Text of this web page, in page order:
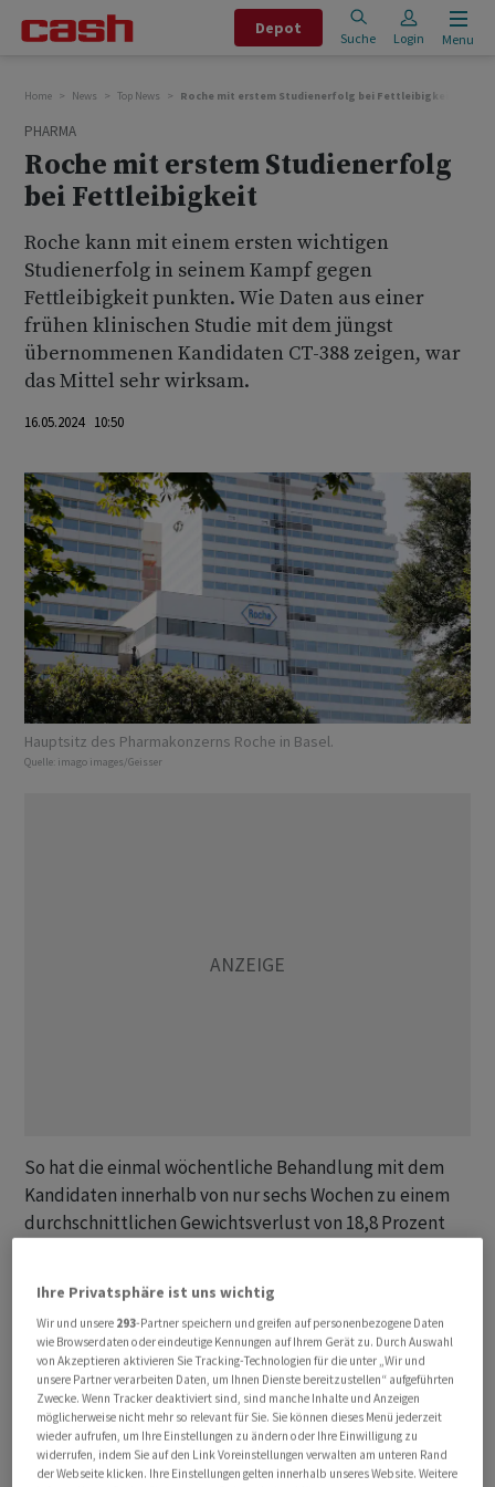
Depot
Suche Login Menu
Home News Top News Roche mit erstem Studienerfolg bei Fettleibigkeit
PHARMA
Roche mit erstem Studienerfolg
bei Fettleibigkeit
Roche kann mit einem ersten wichtigen
Studienerfolg in seinem Kampf gegen
Fettleibigkeit punkten. Wie Daten aus einer
frühen klinischen Studie mit dem jüngst
übernommenen Kandidaten CT-388 zeigen, war
das Mittel sehr wirksam.
16.05.2024 10:50
Hauptsitz des Pharmakonzerns Roche in Basel.
Quelle: imago images/Geisser
So hat die einmal wöchentliche Behandlung mit dem
Kandidaten innerhalb von nur sechs Wochen zu einem
durchschnittlichen Gewichtsverlust von 18,8 Prozent
Abnehmspritzen viel, wie es von Analysten heisst.
Auch auf den Blutzuckerspiegel hatte der Kandidat
eine normalisierende Wirkung. Allerdings handelt es sich
hierbei noch um sehr frühe klinische Daten, da sie aus
einer Phase-I-Studie stammen, in der zunächst auch die
Verträglichkeit getestet wird.
Ihre Privatsphäre ist uns wichtig
Wir und unsere 293-Partner speichern und greifen auf personenbezogene Daten
wie Browserdaten oder eindeutige Kennungen auf Ihrem Gerät zu. Durch Auswahl
von Akzeptieren aktivieren Sie Tracking-Technologien für die unter „Wir und
unsere Partner verarbeiten Daten, um Ihnen Dienste bereitzustellen“ aufgeführten
Zwecke. Wenn Tracker deaktiviert sind, sind manche Inhalte und Anzeigen
möglicherweise nicht mehr so relevant für Sie. Sie können dieses Menü jederzeit
wieder aufrufen, um Ihre Einstellungen zu ändern oder Ihre Einwilligung zu
widerrufen, indem Sie auf den Link Voreinstellungen verwalten am unteren Rand
der Webseite klicken. Ihre Einstellungen gelten innerhalb unseres Website. Weitere